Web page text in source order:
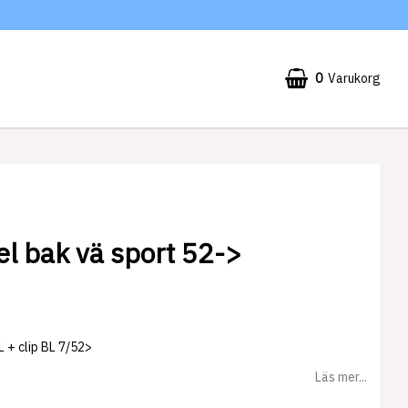
0 Varukorg
bak vä sport 52->
+ clip BL 7/52>
Läs mer...